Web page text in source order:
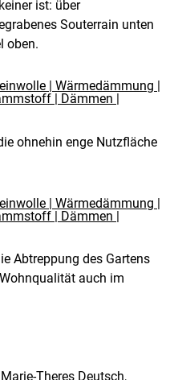
ist: über
Souterrain unten
oben.
ohnehin enge Nutzfläche
Abtreppung des Gartens
auch im
Theres Deutsch,